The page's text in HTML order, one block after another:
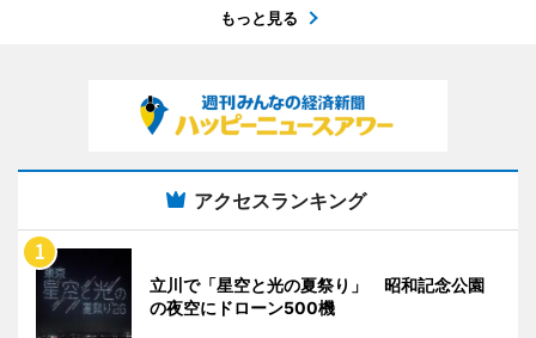
もっと見る
アクセスランキング
立川で「星空と光の夏祭り」 昭和記念公園
の夜空にドローン500機